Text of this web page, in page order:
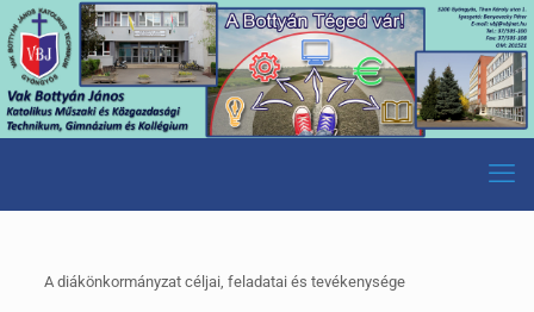
A diákönkormányzat céljai, feladatai és tevékenysége